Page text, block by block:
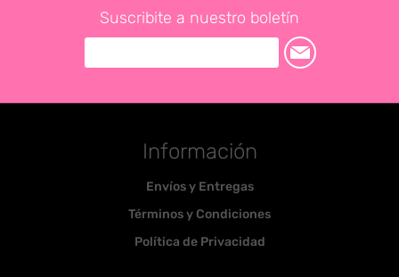
Suscribite a nuestro boletín
Información
Envíos y Entregas
Términos y Condiciones
Política de Privacidad